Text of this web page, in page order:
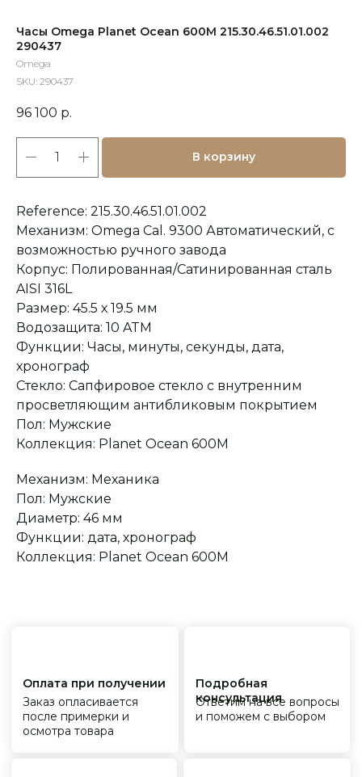
Часы Omega Planet Ocean 600M 215.30.46.51.01.002
290437
Omega
SKU: 290437
96 100 р.
В корзину
Reference: 215.30.46.51.01.002
Механизм: Omega Cal. 9300 Автоматический, с
возможностью ручного завода
Корпус: Полированная/Сатинированная сталь
AISI 316L
Размер: 45.5 х 19.5 мм
Водозащита: 10 ATM
Функции: Часы, минуты, секунды, дата,
хронограф
Стекло: Сапфировое стекло с внутренним
просветляющим антибликовым покрытием
Пол: Мужские
Коллекция: Planet Ocean 600M
Механизм: Механика
Пол: Мужские
Диаметр: 46 мм
Функции: дата, хронограф
Коллекция: Planet Ocean 600M
Оплата при получении
после примерки и
осмотра товара
Подробная
Ответим на все вопросы
и поможем с выбором
Сервисное
На все товары
распространяется
гарантийные
обязательства
Превосходное исполнение